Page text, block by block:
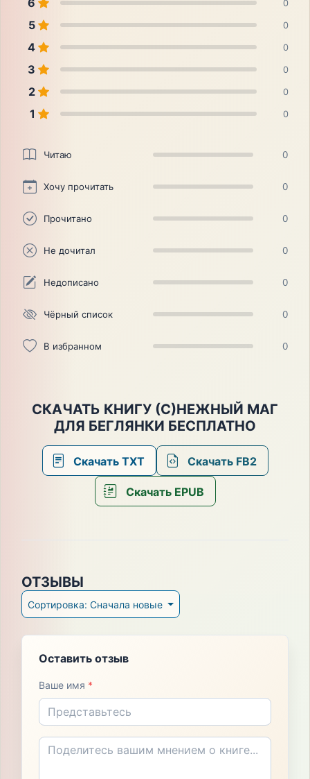
6 0
5 0
4 0
3 0
2 0
1 0
Читаю 0
Хочу прочитать 0
Прочитано 0
Не дочитал 0
Недописано 0
Чёрный список 0
В избранном 0
СКАЧАТЬ КНИГУ (С)НЕЖНЫЙ МАГ
ДЛЯ БЕГЛЯНКИ БЕСПЛАТНО
Скачать TXT Скачать FB2
Скачать EPUB
ОТЗЫВЫ
Сортировка: Сначала новые
Оставить отзыв
Ваше имя *